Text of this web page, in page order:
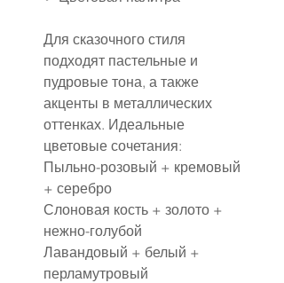
Для сказочного стиля
подходят пастельные и
пудровые тона, а также
акценты в металлических
оттенках. Идеальные
цветовые сочетания:
Пыльно-розовый + кремовый
+ серебро
Слоновая кость + золото +
нежно-голубой
Лавандовый + белый +
перламутровый